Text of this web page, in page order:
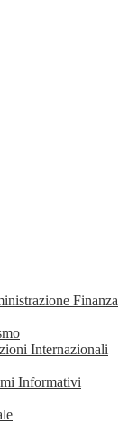
Finanza
Internazionali
Informativi